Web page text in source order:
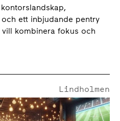
ett inbjudande pentry
kombinera fokus och
Lindholmen